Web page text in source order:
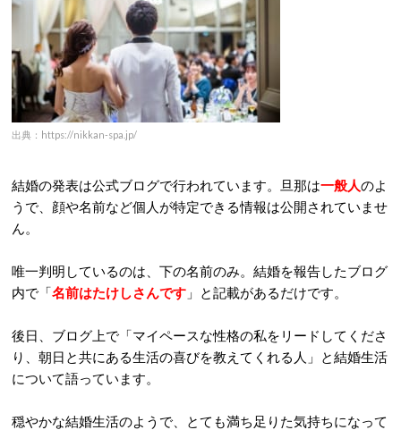
出典：https://nikkan-spa.jp/
結婚の発表は公式ブログで行われています。旦那は一般人のよ
うで、顔や名前など個人が特定できる情報は公開されていませ
ん。
唯一判明しているのは、下の名前のみ。結婚を報告したブログ
内で「名前はたけしさんです 」と記載があるだけです。
後日、ブログ上で「マイペースな性格の私をリードしてくださ
り、朝日と共にある生活の喜びを教えてくれる人」と結婚生活
について語っています。
穏やかな結婚生活のようで、とても満ち足りた気持ちになって